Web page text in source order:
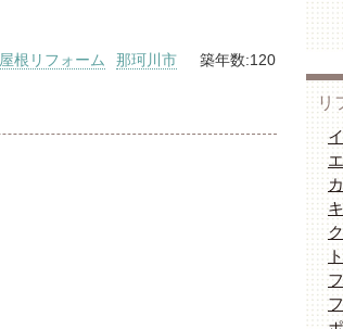
屋根リフォーム 那珂川市
築年数:120
リ